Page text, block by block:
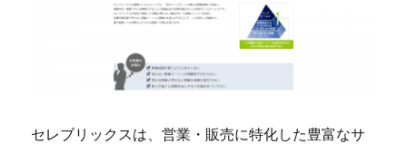
セレブリックスは、営業・販売に特化した豊富なサ